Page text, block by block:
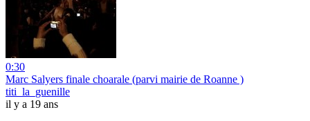
0:30
Marc Salyers finale choarale (parvi mairie de Roanne )
titi_la_guenille
il y a 19 ans